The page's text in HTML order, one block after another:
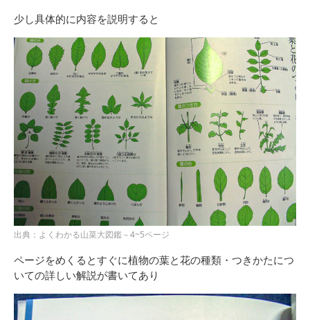
少し具体的に内容を説明すると
出典：よくわかる山菜大図鑑－4~5ページ
ページをめくるとすぐに植物の葉と花の種類・つきかたにつ
いての詳しい解説が書いてあり